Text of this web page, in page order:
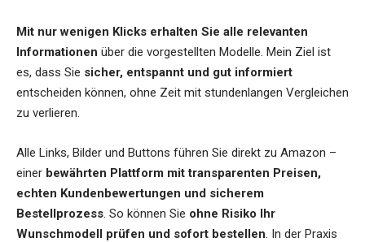
Mit nur wenigen Klicks erhalten Sie alle relevanten
Informationen über die vorgestellten Modelle. Mein Ziel ist
es, dass Sie sicher, entspannt und gut informiert
entscheiden können, ohne Zeit mit stundenlangen Vergleichen
zu verlieren.
Alle Links, Bilder und Buttons führen Sie direkt zu Amazon –
einer bewährten Plattform mit transparenten Preisen,
echten Kundenbewertungen und sicherem
Bestellprozess. So können Sie ohne Risiko Ihr
Wunschmodell prüfen und sofort bestellen. In der Praxis